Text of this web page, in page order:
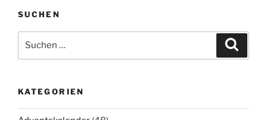
SUCHEN
nach:
KATEGORIEN